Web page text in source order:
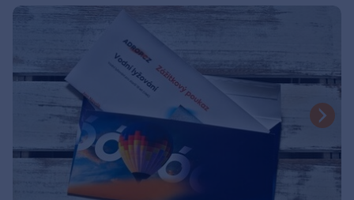
просто роздрукувати, вирізати та склеїти, також